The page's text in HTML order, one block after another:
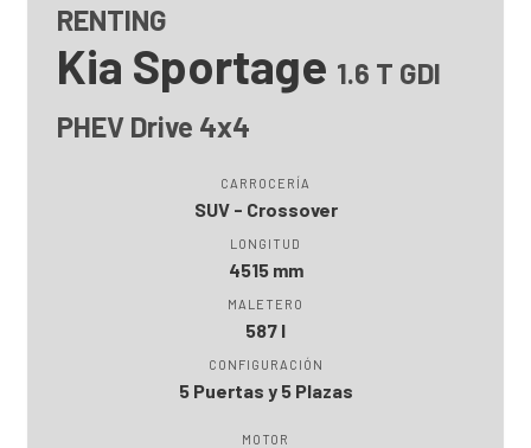
RENTING
Kia Sportage 1.6 T GDI
PHEV Drive 4x4
CARROCERÍA
SUV - Crossover
LONGITUD
4515 mm
MALETERO
587 l
CONFIGURACIÓN
5 Puertas y 5 Plazas
MOTOR